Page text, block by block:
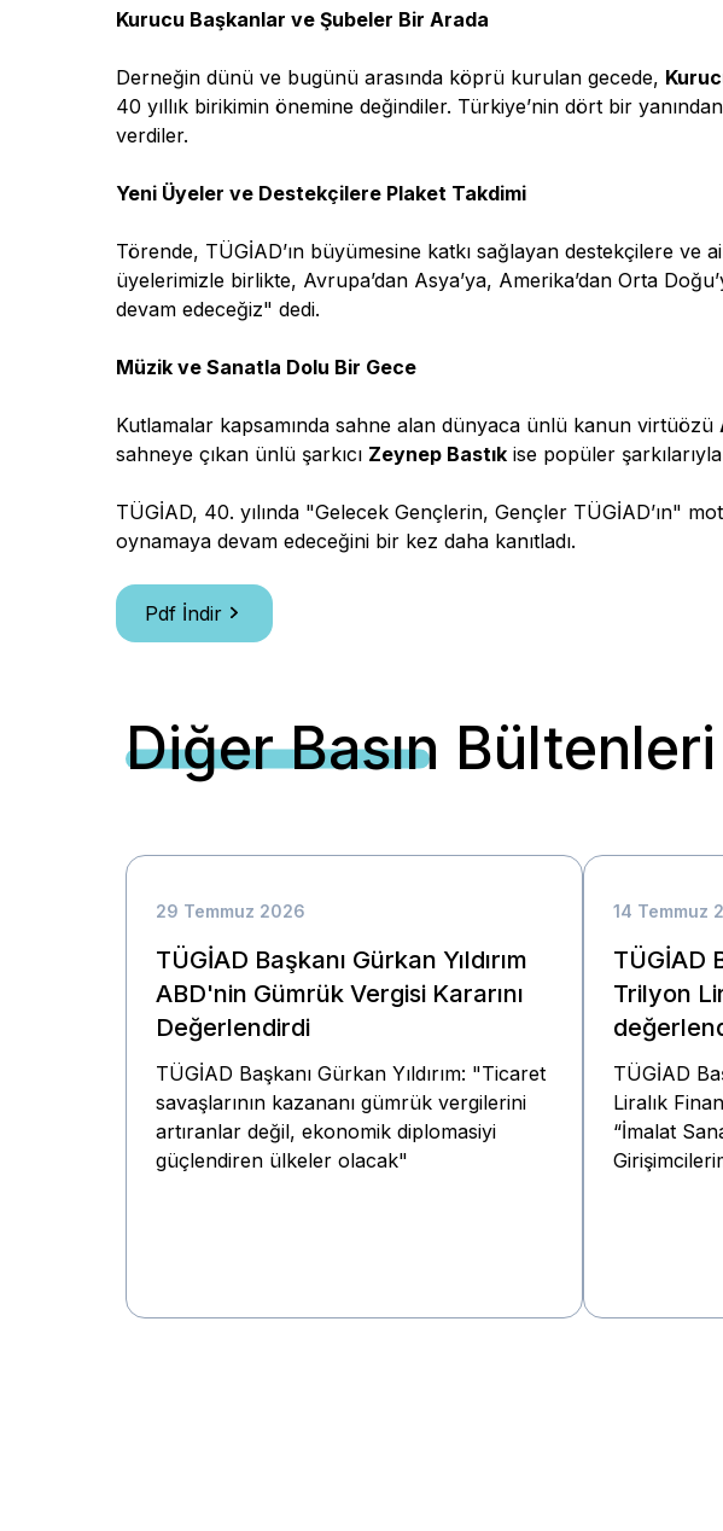
Kurucu Başkanlar ve Şubeler Bir Arada
Derneğin dünü ve bugünü arasında köprü kurulan gecede,
40 yıllık birikimin önemine değindiler. Türkiye’nin dört bir
verdiler.
Yeni Üyeler ve Destekçilere Plaket Takdimi
Törende, TÜGİAD’ın büyümesine katkı sağlayan destekçilere ve
üyelerimizle birlikte, Avrupa’dan Asya’ya, Amerika’dan Orta
devam edeceğiz" dedi.
Müzik ve Sanatla Dolu Bir Gece
Kutlamalar kapsamında sahne alan dünyaca ünlü kanun virtüözü
sahneye çıkan ünlü şarkıcı Zeynep Bastık ise popüler
TÜGİAD, 40. yılında "Gelecek Gençlerin, Gençler TÜGİAD’ın"
oynamaya devam edeceğini bir kez daha kanıtladı.
Pdf İndir
Diğer Basın Bültenleri
29 Temmuz 2026
TÜGİAD Başkanı Gürkan Yıldırım
ABD'nin Gümrük Vergisi Kararını
Değerlendirdi
TÜGİAD Başkanı Gürkan Yıldırım: "Ticaret
savaşlarının kazananı gümrük vergilerini
artıranlar değil, ekonomik diplomasiyi
güçlendiren ülkeler olacak"
14 Temmuz
TÜGİAD
Trilyon
TÜGİAD
Liralık
“İmalat